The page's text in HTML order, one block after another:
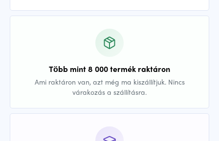
Több mint 8 000 termék raktáron
Ami raktáron van, azt még ma kiszállítjuk. Nincs
várakozás a szállításra.